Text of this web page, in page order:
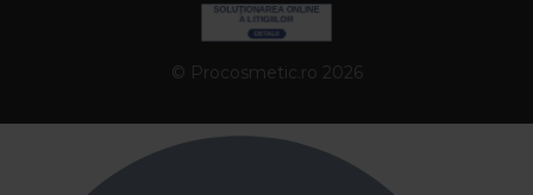
© Procosmetic.ro 2026